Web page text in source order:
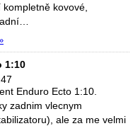
kovové,
1:10
Enduro Ecto 1:10.
zadnim vlecnym
ale za me velmi